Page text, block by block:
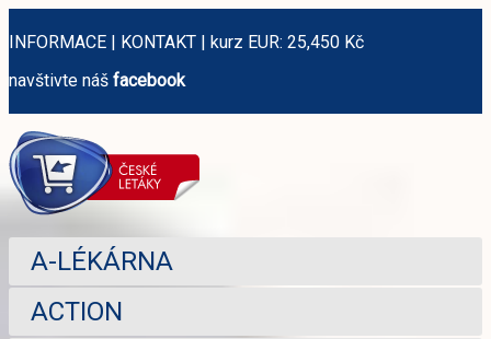
INFORMACE | KONTAKT | kurz EUR: 25,450 Kč
navštivte náš facebook
A-LÉKÁRNA
ACTION